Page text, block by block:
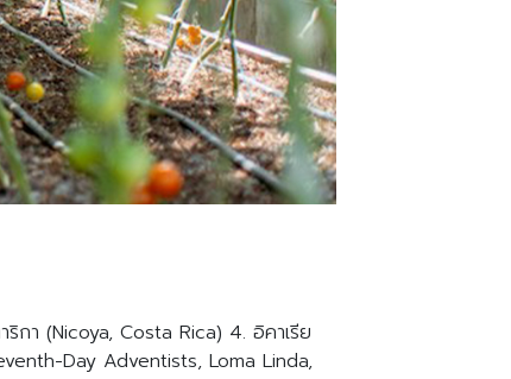
กา (Nicoya, Costa Rica) 4. อิคาเรีย
Day Adventists, Loma Linda,